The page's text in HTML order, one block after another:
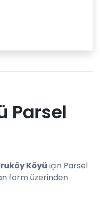
Parsel
Köyü için Parsel
form üzerinden